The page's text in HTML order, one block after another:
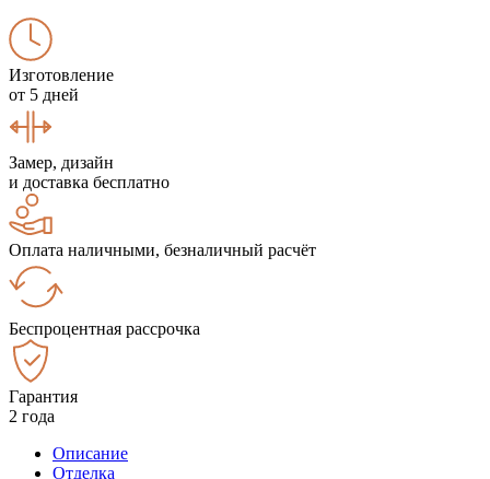
Изготовление
от 5 дней
Замер, дизайн
и доставка бесплатно
Оплата наличными, безналичный расчёт
Беспроцентная рассрочка
Гарантия
2 года
Описание
Отделка